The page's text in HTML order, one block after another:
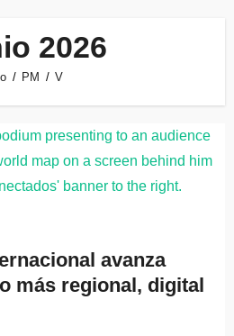
2026
PM V
avanza
más regional, digital